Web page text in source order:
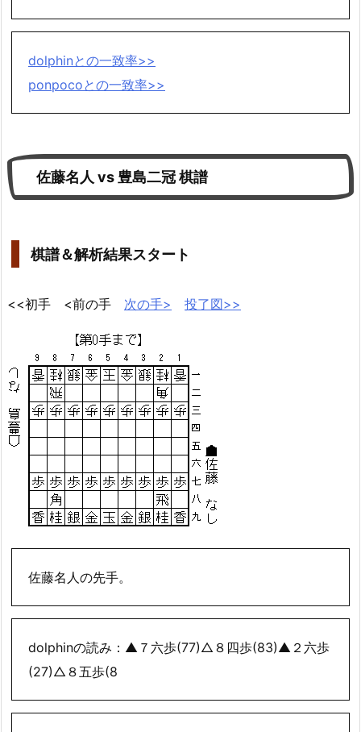
dolphinとの一致率>>
ponpocoとの一致率>>
佐藤名人 vs 豊島二冠 棋譜
棋譜＆解析結果スタート
<<初手 <前の手 次の手> 投了図>>
佐藤名人の先手。
dolphinの読み：▲７六歩(77)△８四歩(83)▲２六歩
(27)△８五歩(8